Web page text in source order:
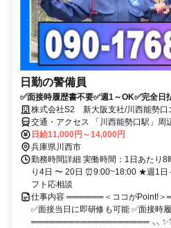
日勤の警備員
✅面接時履歴書不要✅週1～OK✅完全日
株式会社S2 新大阪支社/川西能勢口
交通・アクセス 「川西能勢口駅」周
日給11,000円～14,000円
兵庫県川西市
勤務時間詳細 実働時間：1日あたり
り4日 〜 20日 ⏰9:00~18:00 ★週1
フト応相談
仕事内容 ══════＜ココがPoint!
✅面接当日に即研修も可能 ✅面接時
═══════════════════ ⸜⸜ ✨電